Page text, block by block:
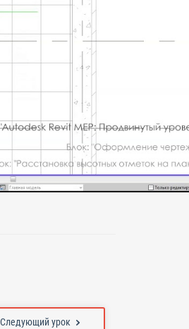
Следующий урок